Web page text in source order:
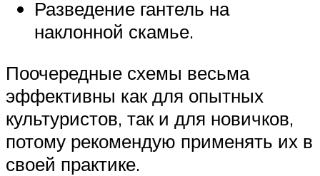
Разведение гантель на
наклонной скамье.
Поочередные схемы весьма
эффективны как для опытных
культуристов, так и для новичков,
потому рекомендую применять их в
своей практике.